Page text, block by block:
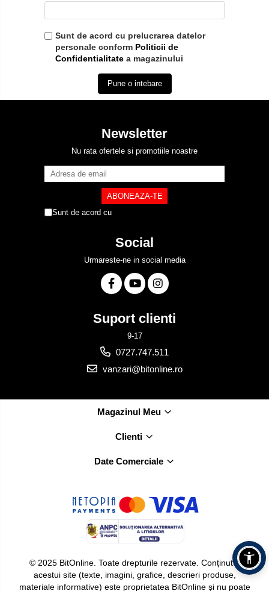
Sunt de acord cu prelucrarea datelor
personale conform Politicii de
Confidentialitate a magazinului
Pune o intebare
Newsletter
Nu rata ofertele si promotiile noastre
Sunt de acord cu
Social
Urmareste-ne in social media
Suport clienti
9-17
0727.747.511
vanzari@bitonline.ro
Magazinul Meu
Clienti
Date Comerciale
© 2025 BitOnline. Toate drepturile rezervate. Conținutul
acestui site (texte, imagini, grafice, descrieri produse,
materiale informative) este proprietatea BitOnline și nu poate